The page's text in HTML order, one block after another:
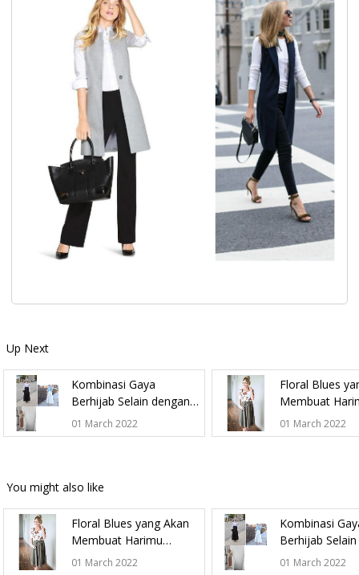
Up Next
Kombinasi Gaya
Berhijab Selain dengan
Jeans
01 March 2022
Floral Blues
Membuat
Semakin
01 March 2022
You might also like
Floral Blues yang Akan
Membuat Harimu
Semakin Berbunga
01 March 2022
Kombinasi
Berhijab
Jeans
01 March 2022